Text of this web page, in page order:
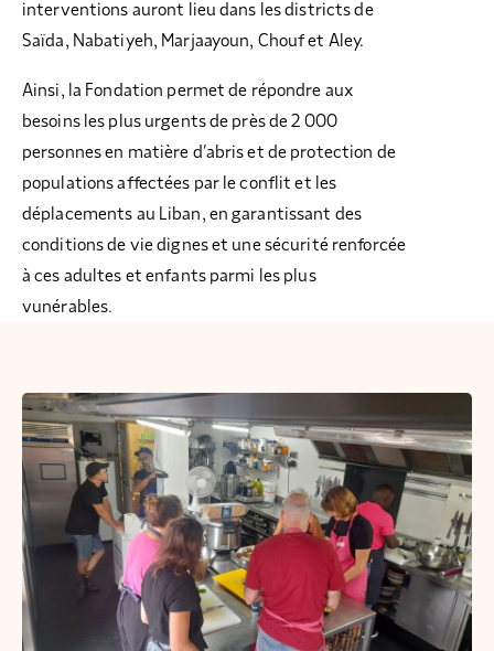
interventions auront lieu dans les districts de
Saïda, Nabatiyeh, Marjaayoun, Chouf et Aley.
Ainsi, la Fondation permet de répondre aux
besoins les plus urgents de près de 2 000
personnes en matière d’abris et de protection de
populations affectées par le conflit et les
déplacements au Liban, en garantissant des
conditions de vie dignes et une sécurité renforcée
à ces adultes et enfants parmi les plus
vunérables.